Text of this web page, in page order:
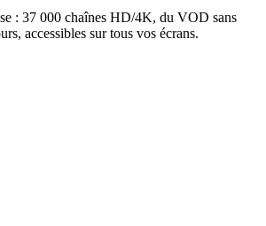
: 37 000 chaînes HD/4K, du VOD sans
accessibles sur tous vos écrans.